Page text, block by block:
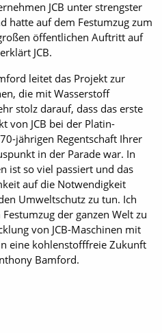
JCB unter strengster
hatte auf dem Festumzug zum
öffentlichen Auftritt auf
JCB.
leitet das Projekt zur
die mit Wasserstoff
stolz darauf, dass das erste
von JCB bei der Platin-
jährigen Regentschaft Ihrer
in der Parade war. In
ist so viel passiert und das
auf die Notwendigkeit
Umweltschutz zu tun. Ich
der ganzen Welt zu
von JCB-Maschinen mit
eine kohlenstofffreie Zukunft
Bamford.